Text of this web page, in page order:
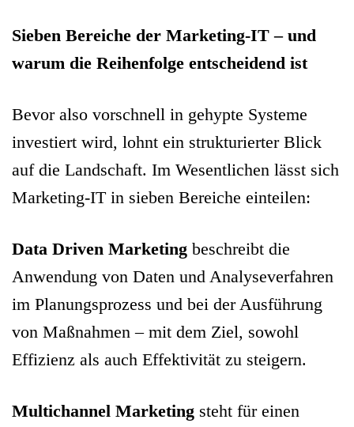
Sieben Bereiche der Marketing-IT – und
warum die Reihenfolge entscheidend ist
Bevor also vorschnell in gehypte Systeme
investiert wird, lohnt ein strukturierter Blick
auf die Landschaft. Im Wesentlichen lässt sich
Marketing-IT in sieben Bereiche einteilen:
Data Driven Marketing beschreibt die
Anwendung von Daten und Analyseverfahren
im Planungsprozess und bei der Ausführung
von Maßnahmen – mit dem Ziel, sowohl
Effizienz als auch Effektivität zu steigern.
Multichannel Marketing steht für einen